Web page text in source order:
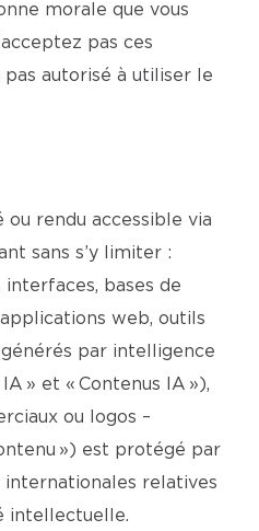
morale que vous
pas ces
pas autorisé à utiliser le
rendu accessible via
sans s’y limiter :
interfaces, bases de
web, outils
par intelligence
» et « Contenus IA »),
ou logos –
») est protégé par
internationales relatives
intellectuelle.